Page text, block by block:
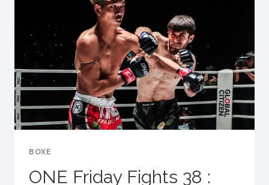
REVANCHE
DE
PACQUIAO
SONT
EN
COURS
BOXE
ONE Friday Fights 38 :